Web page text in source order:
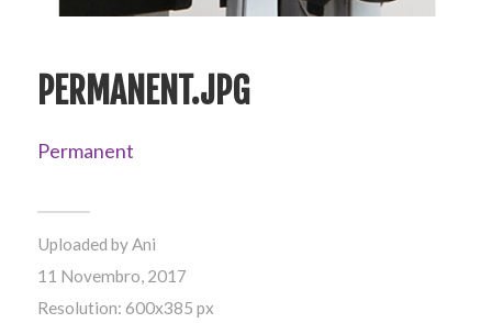
PERMANENT.JPG
Permanent
Uploaded byAni
11 Novembro, 2017
Resolution: 600x385 px